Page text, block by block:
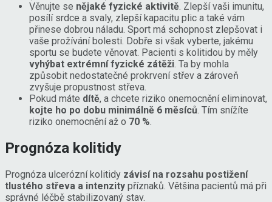
Věnujte se nějaké fyzické aktivitě. Zlepší vaši imunitu,
posílí srdce a svaly, zlepší kapacitu plic a také vám
přinese dobrou náladu. Sport má schopnost zlepšovat i
vaše prožívání bolesti. Dobře si však vyberte, jakému
sportu se budete věnovat. Pacienti s kolitidou by měly
vyhýbat extrémní fyzické zátěži. Ta by mohla
způsobit nedostatečné prokrvení střev a zároveň
zvyšuje propustnost střeva.
Pokud máte dítě, a chcete riziko onemocnění eliminovat,
kojte ho po dobu minimálně 6 měsíců. Tím snížíte
riziko onemocnění až o 70 %.
Prognóza kolitidy
Prognóza ulcerózní kolitidy závisí na rozsahu postižení
tlustého střeva a intenzity příznaků. Většina pacientů má při
správné léčbě stabilizovaný stav.